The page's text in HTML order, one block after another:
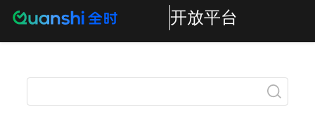
开放平台